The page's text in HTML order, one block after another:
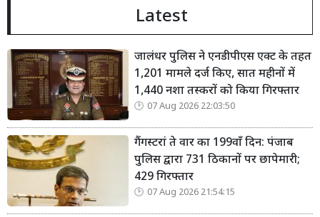
Latest
जालंधर पुलिस ने एनडीपीएस एक्ट के तहत
1,201 मामले दर्ज किए, सात महीनों में
1,440 नशा तस्करों को किया गिरफ्तार
07 Aug 2026 22:03:50
गैंगस्टरां ते वार का 199वाँ दिन: पंजाब
पुलिस द्वारा 731 ठिकानों पर छापेमारी;
429 गिरफ्तार
07 Aug 2026 21:54:15